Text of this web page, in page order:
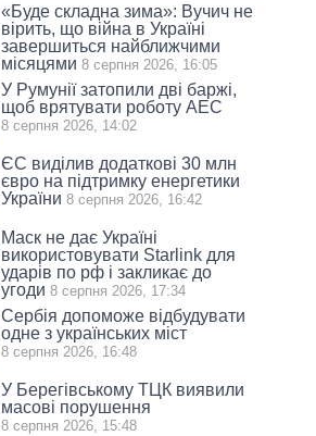
«Буде складна зима»: Вучич не
вірить, що війна в Україні
завершиться найближчими
місяцями 8 серпня 2026, 16:05
У Румунії затопили дві баржі,
щоб врятувати роботу АЕС
8 серпня 2026, 14:02
ЄС виділив додаткові 30 млн
євро на підтримку енергетики
України 8 серпня 2026, 16:42
Маск не дає Україні
використовувати Starlink для
ударів по рф і закликає до
угоди 8 серпня 2026, 17:34
Сербія допоможе відбудувати
одне з українських міст
8 серпня 2026, 16:48
У Берегівському ТЦК виявили
масові порушення
8 серпня 2026, 15:48